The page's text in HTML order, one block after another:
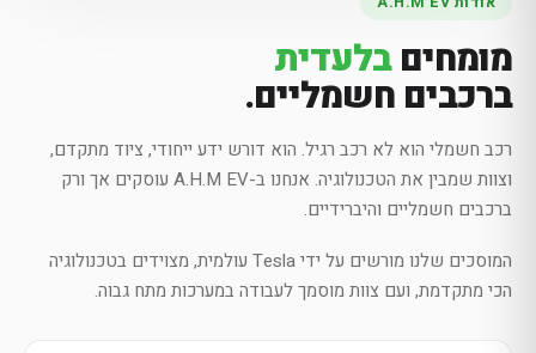
מומחיםבלעדית
ברכבים חשמליים.
רכב חשמלי הוא לא רכב רגיל. הוא דורש ידע ייחודי, ציוד מתקדם,
וצוות שמבין את הטכנולוגיה. אנחנו ב-A.H.M EV עוסקים אך ורק
ברכבים חשמליים והיברידיים.
המוסכים שלנו מורשים על ידי Tesla עולמית, מצוידים בטכנולוגיה
הכי מתקדמת, ועם צוות מוסמך לעבודה במערכות מתח גבוה.